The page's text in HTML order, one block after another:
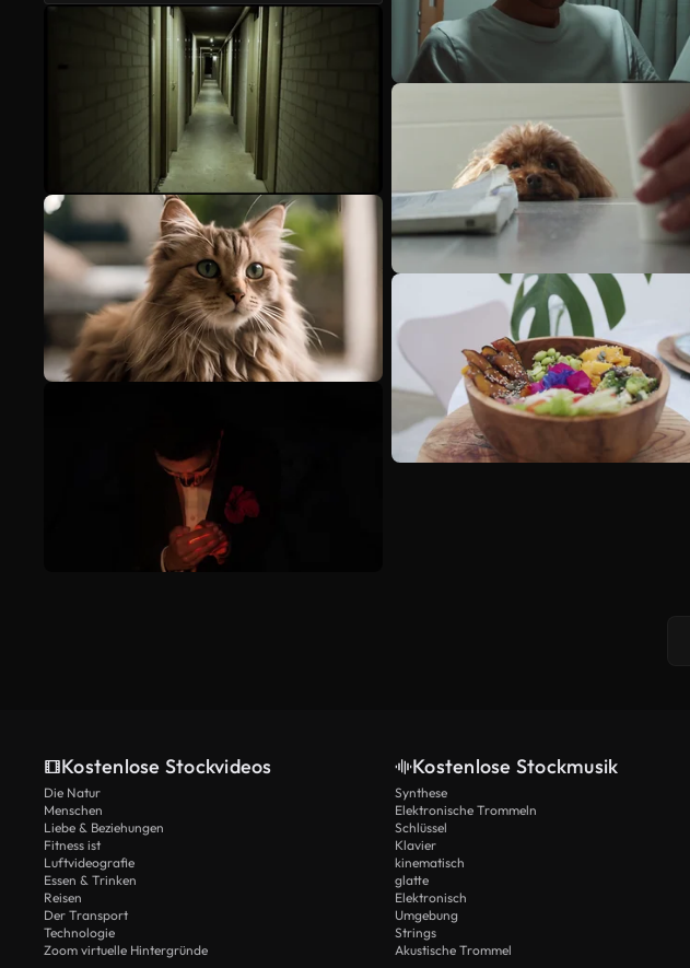
Kostenlose Stockvideos
Die Natur
Menschen
Liebe & Beziehungen
Fitness ist
Luftvideografie
Essen & Trinken
Reisen
Der Transport
Technologie
Zoom virtuelle Hintergründe
Kostenlose Stockmusik
Synthese
Elektronische Trommeln
Schlüssel
Klavier
kinematisch
glatte
Elektronisch
Umgebung
Strings
Akustische Trommel